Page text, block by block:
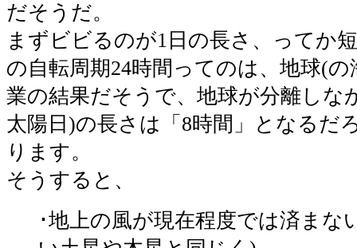
だそうだ。
まずビビるのが1日の長さ、ってか
の自転周期24時間ってのは、地球(
業の結果だそうで、地球が分離しな
太陽日)の長さは「8時間」となるだ
ります。
そうすると、
･地上の風が現在程度では済まな